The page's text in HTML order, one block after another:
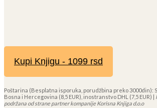
Kupi Knjigu - 1099 rsd
Poštarina (Besplatna isporuka, porudžbina preko 3000din):
Bosna i Hercegovina (8,5 EUR), inostranstvo DHL (7,5 EUR) |
podržana od strane partner kompanije Korisna Knjiga d.o.o